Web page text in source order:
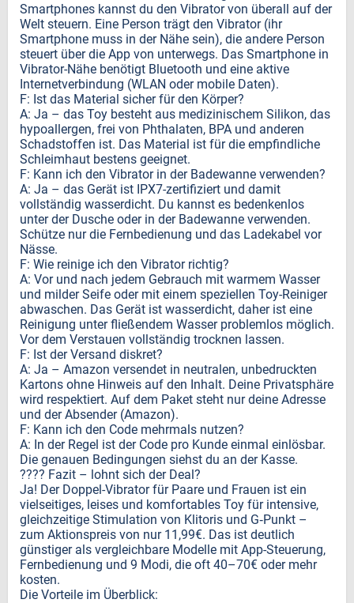
Smartphones kannst du den Vibrator von überall auf der
Welt steuern. Eine Person trägt den Vibrator (ihr
Smartphone muss in der Nähe sein), die andere Person
steuert über die App von unterwegs. Das Smartphone in
Vibrator-Nähe benötigt Bluetooth und eine aktive
Internetverbindung (WLAN oder mobile Daten).
F: Ist das Material sicher für den Körper?
A: Ja – das Toy besteht aus medizinischem Silikon, das
hypoallergen, frei von Phthalaten, BPA und anderen
Schadstoffen ist. Das Material ist für die empfindliche
Schleimhaut bestens geeignet.
F: Kann ich den Vibrator in der Badewanne verwenden?
A: Ja – das Gerät ist IPX7-zertifiziert und damit
vollständig wasserdicht. Du kannst es bedenkenlos
unter der Dusche oder in der Badewanne verwenden.
Schütze nur die Fernbedienung und das Ladekabel vor
Nässe.
F: Wie reinige ich den Vibrator richtig?
A: Vor und nach jedem Gebrauch mit warmem Wasser
und milder Seife oder mit einem speziellen Toy-Reiniger
abwaschen. Das Gerät ist wasserdicht, daher ist eine
Reinigung unter fließendem Wasser problemlos möglich.
Vor dem Verstauen vollständig trocknen lassen.
F: Ist der Versand diskret?
A: Ja – Amazon versendet in neutralen, unbedruckten
Kartons ohne Hinweis auf den Inhalt. Deine Privatsphäre
wird respektiert. Auf dem Paket steht nur deine Adresse
und der Absender (Amazon).
F: Kann ich den Code mehrmals nutzen?
A: In der Regel ist der Code pro Kunde einmal einlösbar.
Die genauen Bedingungen siehst du an der Kasse.
???? Fazit – lohnt sich der Deal?
Ja! Der Doppel-Vibrator für Paare und Frauen ist ein
vielseitiges, leises und komfortables Toy für intensive,
gleichzeitige Stimulation von Klitoris und G‑Punkt –
zum Aktionspreis von nur 11,99€. Das ist deutlich
günstiger als vergleichbare Modelle mit App-Steuerung,
Fernbedienung und 9 Modi, die oft 40–70€ oder mehr
kosten.
Die Vorteile im Überblick: